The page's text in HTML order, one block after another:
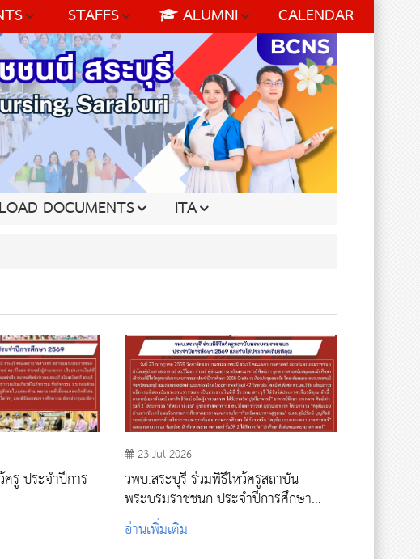
STAFFS ALUMNI CALENDAR
DOCUMENTS ITA
รู ประจำปีการ
23 Jul 2026
วพบ.สระบุรี ร่วมพิธีไหว้ครูสถาบัน
พระบรมราชชนก ประจำปีการศึกษา
2569 และรับโล่ประกาศเกียรติคุณ
อ่านเพิ่มเติม